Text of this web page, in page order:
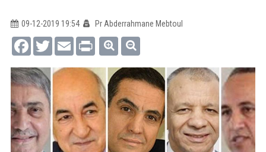
09-12-2019 19:54
Pr Abderrahmane Mebtoul
FacebookTwitterEmail Print